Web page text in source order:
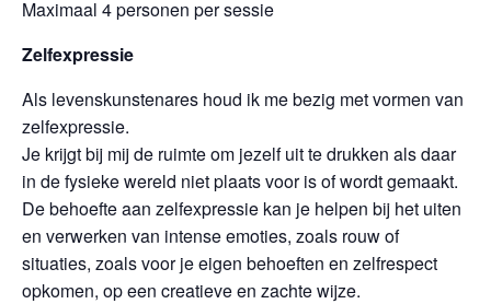
Maximaal 4 personen per sessie
Zelfexpressie
Als levenskunstenares houd ik me bezig met vormen van
zelfexpressie.
Je krijgt bij mij de ruimte om jezelf uit te drukken als daar
in de fysieke wereld niet plaats voor is of wordt gemaakt.
De behoefte aan zelfexpressie kan je helpen bij het uiten
en verwerken van intense emoties, zoals rouw of
situaties, zoals voor je eigen behoeften en zelfrespect
opkomen, op een creatieve en zachte wijze.